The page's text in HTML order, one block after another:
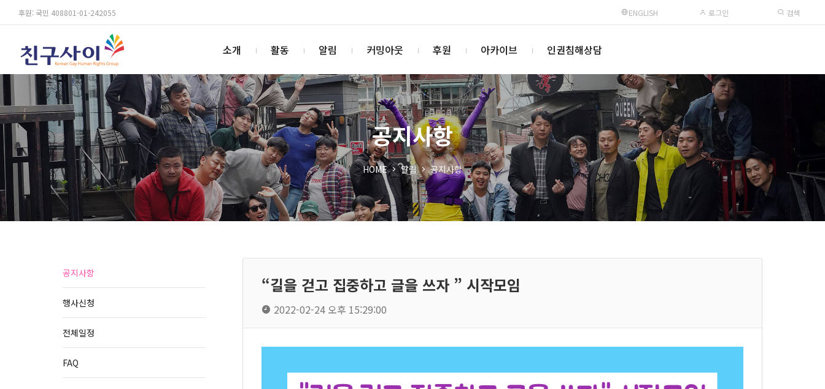
후원: 국민 408801-01-242055 ENGLISH 로그인 검색
소개 활동 알림 커밍아웃 후원 아카이브 인권침해상담
공지사항
HOME 알림 공지사항
공지사항
행사신청
전체일정
FAQ
“길을 걷고 집중하고 글을 쓰자 ” 시작모임
2022-02-24 오후 15:29:00